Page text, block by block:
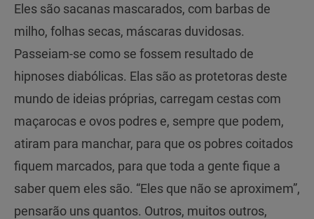
Eles são sacanas mascarados, com barbas de
milho, folhas secas, máscaras duvidosas.
Passeiam-se como se fossem resultado de
hipnoses diabólicas. Elas são as protetoras deste
mundo de ideias próprias, carregam cestas com
maçarocas e ovos podres e, sempre que podem,
atiram para manchar, para que os pobres coitados
fiquem marcados, para que toda a gente fique a
saber quem eles são. “Eles que não se aproximem”,
pensarão uns quantos. Outros, muitos outros,